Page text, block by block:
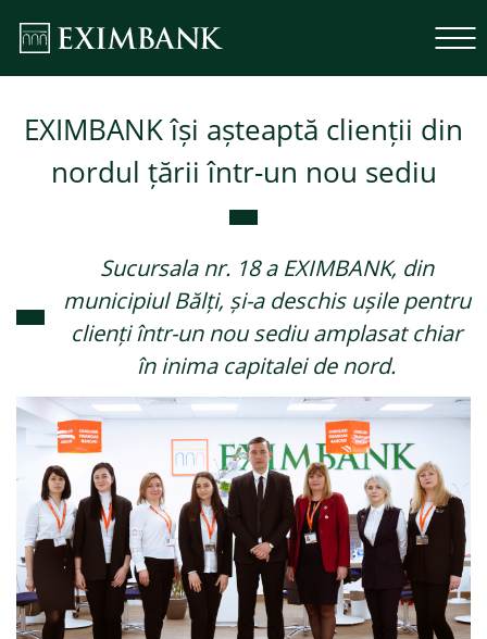
Consumer loan
Mortgage loans
EXIMBANK își așteaptă clienții din
nordul țării într-un nou sediu
Sucursala nr. 18 a EXIMBANK, din
municipiul Bălți, și-a deschis ușile pentru
clienți într-un nou sediu amplasat chiar
în inima capitalei de nord.